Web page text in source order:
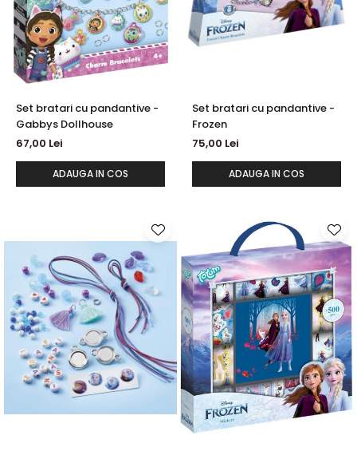
Set bratari cu pandantive -
Gabbys Dollhouse
67,00 Lei
ADAUGA IN COS
Set bratari cu pandantive -
Frozen
75,00 Lei
ADAUGA IN COS